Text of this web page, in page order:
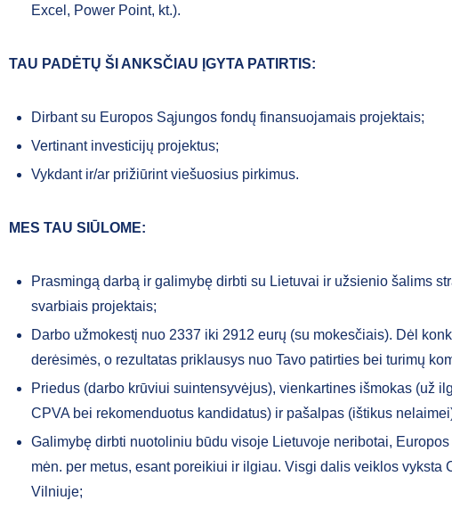
Excel, Power Point, kt.).
TAU PADĖTŲ ŠI ANKSČIAU ĮGYTA PATIRTIS:
Dirbant su Europos Sąjungos fondų finansuojamais projektais;
Vertinant investicijų projektus;
Vykdant ir/ar prižiūrint viešuosius pirkimus.
MES TAU SIŪLOME:
Prasmingą darbą ir galimybę dirbti su Lietuvai ir užsienio šalims
svarbiais projektais;
Darbo užmokestį nuo 2337 iki 2912 eurų (su mokesčiais). Dėl
derėsimės, o rezultatas priklausys nuo Tavo patirties bei turimų
Priedus (darbo krūviui suintensyvėjus), vienkartines išmokas (už
CPVA bei rekomenduotus kandidatus) ir pašalpas (ištikus
Galimybę dirbti nuotoliniu būdu visoje Lietuvoje neribotai,
mėn. per metus, esant poreikiui ir ilgiau. Visgi dalis veiklos vyksta
Vilniuje;